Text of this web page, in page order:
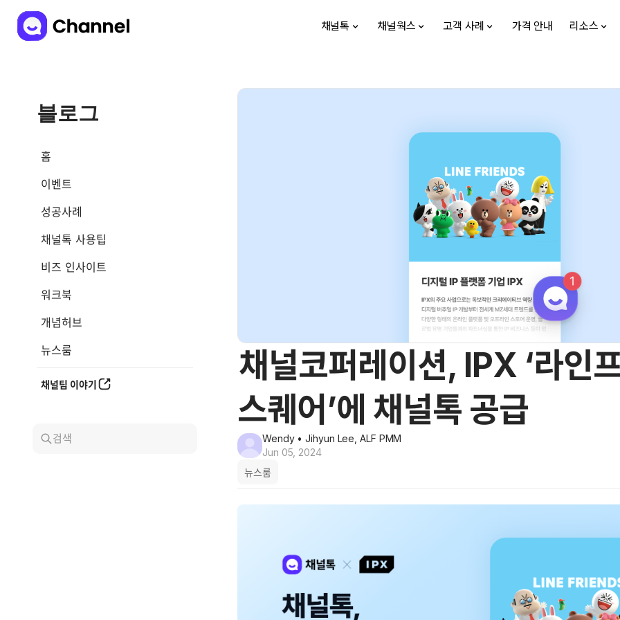
채널톡 채널웍스 고객 사례 가격 안내 리소스
블로그
홈
이벤트
성공사례
채널톡 사용팁
비즈 인사이트
워크북
개념허브
뉴스룸
채널팀 이야기
검색
채널코퍼레이션, IPX ‘라인
스퀘어’에 채널톡 공급
Wendy• Jihyun Lee, ALF PMM
Jun 05, 2024
뉴스룸